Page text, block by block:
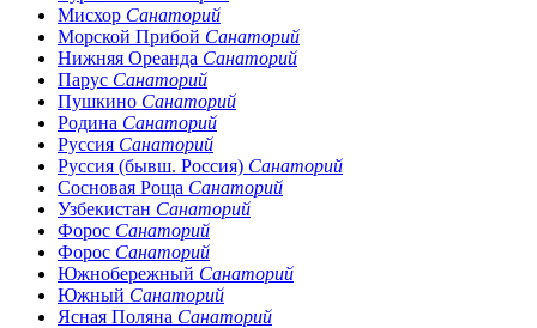
Мисхор Санаторий
Морской Прибой Санаторий
Нижняя Ореанда Санаторий
Парус Санаторий
Пушкино Санаторий
Родина Санаторий
Руссия Санаторий
Руссия (бывш. Россия) Санаторий
Сосновая Роща Санаторий
Узбекистан Санаторий
Форос Санаторий
Форос Санаторий
Южнобережный Санаторий
Южный Санаторий
Ясная Поляна Санаторий